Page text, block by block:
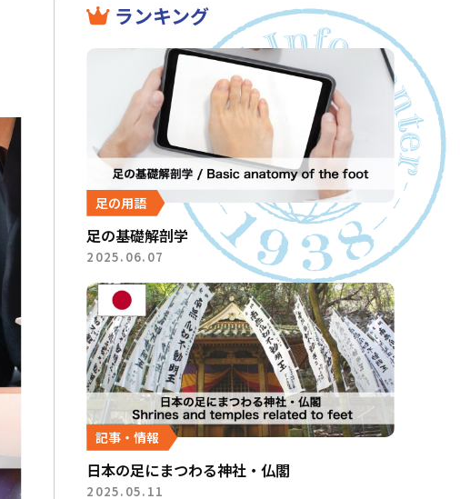
ランキング
足の用語
足の基礎解剖学
2025.06.07
記事・情報
日本の足にまつわる神社・仏閣
2025.05.11